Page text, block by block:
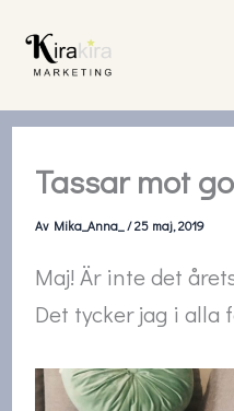
Tassar mot
Av Mika_Anna_/25 maj, 2019
Maj! Är inte det
Det tycker jag i alla